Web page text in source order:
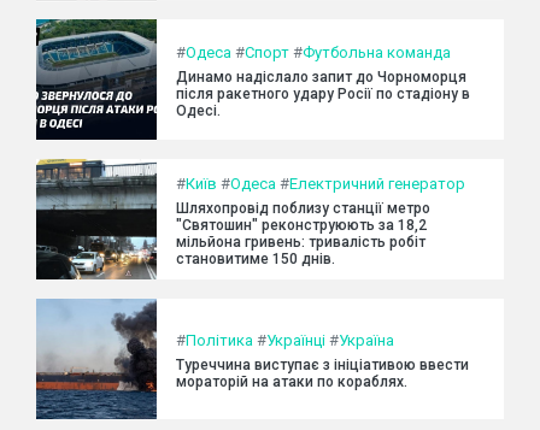
#Одеса #Спорт #Футбольна команда
Динамо надіслало запит до Чорноморця
після ракетного удару Росії по стадіону в
Одесі.
#Київ #Одеса #Електричний генератор
Шляхопровід поблизу станції метро
"Святошин" реконструюють за 18,2
мільйона гривень: тривалість робіт
становитиме 150 днів.
#Політика #Українці #Україна
Туреччина виступає з ініціативою ввести
мораторій на атаки по кораблях.